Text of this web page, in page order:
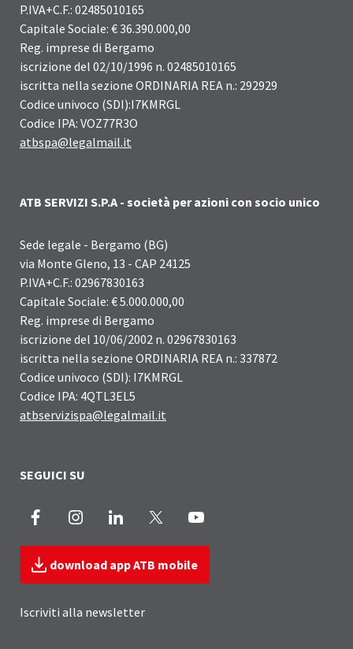
P.IVA+C.F.: 02485010165
Capitale Sociale: € 36.390.000,00
Reg. imprese di Bergamo
iscrizione del 02/10/1996 n. 02485010165
iscritta nella sezione ORDINARIA REA n.: 292929
Codice univoco (SDI):I7KMRGL
Codice IPA: VOZ77R3O
atbspa@legalmail.it
ATB SERVIZI S.P.A - società per azioni con socio unico
Sede legale - Bergamo (BG)
via Monte Gleno, 13 - CAP 24125
P.IVA+C.F.: 02967830163
Capitale Sociale: € 5.000.000,00
Reg. imprese di Bergamo
iscrizione del 10/06/2002 n. 02967830163
iscritta nella sezione ORDINARIA REA n.: 337872
Codice univoco (SDI): I7KMRGL
Codice IPA: 4QTL3EL5
atbservizispa@legalmail.it
SEGUICI SU
Facebook InstagramLinkedIn
download app ATB mobile
Iscriviti alla newsletter